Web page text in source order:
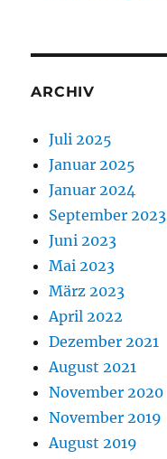
ARCHIV
Juli 2025
Januar 2025
Januar 2024
September 2023
Juni 2023
Mai 2023
März 2023
April 2022
Dezember 2021
August 2021
November 2020
November 2019
August 2019